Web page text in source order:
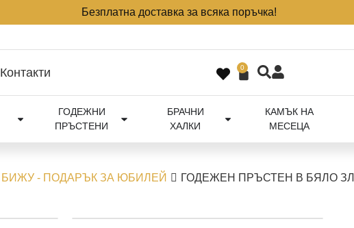
Безплатна доставка за всяка поръчка!
Контакти 0
ГОДЕЖНИ
ПРЪСТЕНИ
БРАЧНИ
ХАЛКИ
КАМЪК НА
МЕСЕЦА
БИЖУ - ПОДАРЪК ЗА ЮБИЛЕЙ ГОДЕЖЕН ПРЪСТЕН В БЯЛО